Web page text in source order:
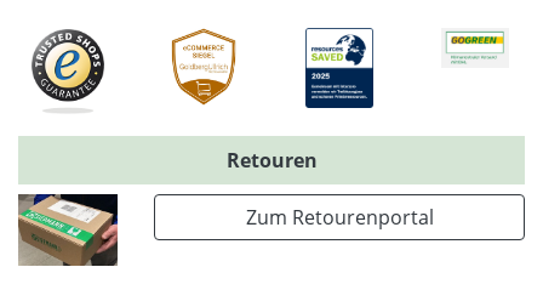
Retouren
Zum Retourenportal